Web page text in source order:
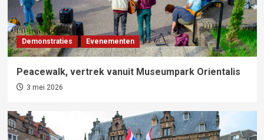
Demonstraties Evenementen
Peacewalk, vertrek vanuit Museumpark Orientalis
3 mei 2026